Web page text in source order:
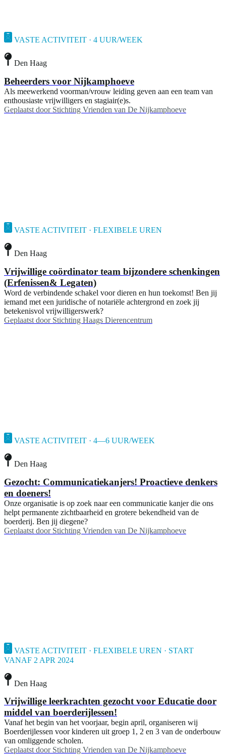
VASTE ACTIVITEIT · 4 UUR/WEEK
Den Haag
Beheerders voor Nijkamphoeve
Als meewerkend voorman/vrouw leiding geven aan een team van
enthousiaste vrijwilligers en stagiair(e)s.
Geplaatst door Stichting Vrienden van De Nijkamphoeve
VASTE ACTIVITEIT · FLEXIBELE UREN
Den Haag
Vrijwillige coördinator team bijzondere schenkingen
(Erfenissen& Legaten)
Word de verbindende schakel voor dieren en hun toekomst! Ben jij
iemand met een juridische of notariële achtergrond en zoek jij
betekenisvol vrijwilligerswerk?
Geplaatst door Stichting Haags Dierencentrum
VASTE ACTIVITEIT · 4—6 UUR/WEEK
Den Haag
Gezocht: Communicatiekanjers! Proactieve denkers
en doeners!
Onze organisatie is op zoek naar een communicatie kanjer die ons
helpt permanente zichtbaarheid en grotere bekendheid van de
boerderij. Ben jij diegene?
Geplaatst door Stichting Vrienden van De Nijkamphoeve
VASTE ACTIVITEIT · FLEXIBELE UREN · START
VANAF 2 APR 2024
Den Haag
Vrijwillige leerkrachten gezocht voor Educatie door
middel van boerderijlessen!
Vanaf het begin van het voorjaar, begin april, organiseren wij
Boerderijlessen voor kinderen uit groep 1, 2 en 3 van de onderbouw
van omliggende scholen.
Geplaatst door Stichting Vrienden van De Nijkamphoeve